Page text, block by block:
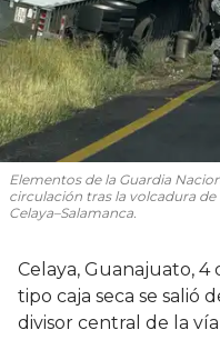
Elementos de la Guardia
circulación tras la volcadura
Celaya–Salamanca.
Celaya, Guanajuato,
tipo caja seca se salió
divisor central de la